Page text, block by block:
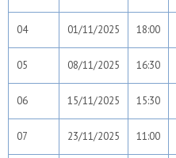
04 01/11/2025 18:00
05 08/11/2025 16:30
06 15/11/2025 15:30
07 23/11/2025 11:00